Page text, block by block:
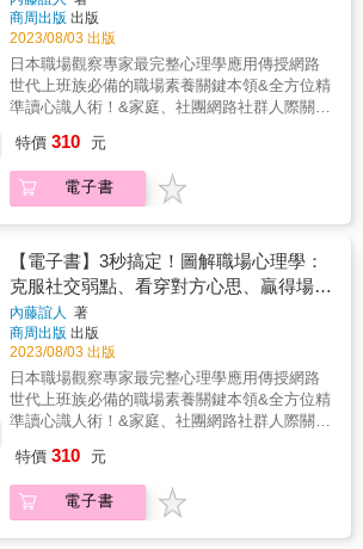
有一點思維上的轉變，我認為我的價值就已經
得到體現，讓我們一起成為人群中堅持自我，
互助友愛的人，建立自己的人格魅力，去傳染
給更多的人，讓社會少一些歧視、偏見、惡
意、不公，讓每一種性格特徵的人，都能得到
相處模式，我想這與你我都息息相關。 感謝
你，陌生人。
點不謀而合，就像跨越200多年的一次對話一
般，頓時我靈感大開，將自己的經驗與思考寫
理感受，在保持自我的同時，帶給人們舒適的
心理體驗，認識自己，並且對自己進行改造，
讓平等、理解、包容、自信融進生活，融進我
們的骨子裡去。 人們常說一個人的「成熟」就
存，就需要隨著環境而改變自我，恕我無法認
同。 一個真正的能人，懂得如何保持自我的本
心，用實力、真心、品質、修養、格局來換取
互相支持，互助共贏。新一代的年輕人有著一
項艱巨的任務：轉變傳統的社交模式，構建和
諧平等簡單的人際環境。 如果你能夠透過本書
有一點思維上的轉變，我認為我的價值就已經
得到體現，讓我們一起成為人群中堅持自我，
互助友愛的人，建立自己的人格魅力，去傳染
給更多的人，讓社會少一些歧視、偏見、惡
意、不公，讓每一種性格特徵的人，都能得到
相處模式，我想這與你我都息息相關。 感謝
你，陌生人。
美．嘉露在這本充滿智慧之語而且研究深入的
書中，向我們展現了一個可以操作的強大框
架，幫助我們應付難相處的同事。無論你面對
的情況為何，打造更好的工作關係就從這裡開
始。──《動機，單純的力量》作者／丹尼爾．
品克 ․內容鞭辟入裡、實用性高，是我們迫切
需要的指南，教你如何跟最難相處的同事打交
可以引領你改變處理工作關係的方式。──《我
工作，我沒有不開心》作者／莉茲．佛斯蓮和
莫莉．威斯特．杜菲 莎莉夫人｜暢銷書作家 劉
仲彬｜善言心理治療所所長
闆吃飯宜與討教工作有關；同事聚會，要製造
值得慶祝的名目； 宴請客戶，先淡化（不談）
彼此間的供需關係。 另外，還有一點管理學課
本不會教：你要請部屬吃飯，該怎麼請？ &
99％的人前途都毀在聚會中過於「拘謹」，因
為在任何聚會中， 沒有人是真的為了「吃」而
來，你一定要先做好功課。 （原書名：《飯局
／御姊愛 偉誠國際企業管理顧問有限公司負責
人、吃貨共學團創辦人／葉偉懿 職場圖文作家
／我是馬克 &
方式， 怎麼辦？利用朋友的朋友圈，就能把人
拉到自己這一方。 ◎找對人上你的餐桌 ．同學
會就別逃了，參加唄 &「最高法院中，一半的
人都是西政出來的」。這就是中國法律界知名
的西政現象： 出身西南政法大學。當年一起幹
相比較成就、擔心自己不如人， 你該怎麼參加
同學會，能迅速累積人脈，找到你的貴人？ ．
如何讓重要的人記住你？ 美國前總統柯林頓跟
是參加的人。誰才是你的目標群眾？ 本書列出
7種你該結交的對象！ ◎邀請的藝術，他非來
不可 ．提出讓對方無法拒絕的邀請 請上司、老
闆吃飯宜與討教工作有關；同事聚會，要製造
值得慶祝的名目； 宴請客戶，先淡化（不談）
彼此間的供需關係。 另外，還有一點管理學課
本不會教：你要請部屬吃飯，該怎麼請？ &
99％的人前途都毀在聚會中過於「拘謹」，因
為在任何聚會中， 沒有人是真的為了「吃」而
來，你一定要先做好功課。 （原書名：《飯局
／御姊愛 偉誠國際企業管理顧問有限公司負責
人、吃貨共學團創辦人／葉偉懿 職場圖文作家
／我是馬克 &
如果上司專橫跋扈、不懂帶人&hellip;&hellip; ●
主管對上司鞠躬哈腰，對下屬卻專橫跋扈，常
常是權威性人格作祟！ ●自我肯定感不夠的上
司，其實更在意下屬對自己的看法！ 如果下屬
敷衍卸責、藉口一堆&hellip;&hellip; ●集團規模
越大，每人分擔的權責越小，成員就越容易偷
懶！ ●員工是能者多勞還是沒事裝忙，只要看
良好的人際關係，讓別人喜歡你？ ●根據認知
失調理論，適時的請別人幫忙，反而會讓對方
心中對你產生好感！ ●面對面的坐法會製造緊
何開一場成功的會議？ ●想召開一場活潑的議
論，讓與會者說出真心話，不妨挑選狹窄一點
的會議室 ●紅色會令人興奮，在會議室裡安插
一些紅色或紅花，大家發言會更踴躍！ 如何才
能當一個好主管，營造一個充滿魅力的職場環
境？ ●上司想要獲得信賴，有兩大條件是「必
要時都找得到」和「傾聽下屬的意見」！ ●信
賞必罰的外在動機在短期內是有效的，但其效
抗壓性高的上班族？ ●下班了不想回家，刻意
留下來加班或借酒澆愁，可能是患了「拒絕回
家症候群」！ ●原本對工作充滿熱情，突然變
商周出版 出版
2023/08/03 出版
日本職場觀察專家最完整心理學應用傳授網路
世代上班族必備的職場素養關鍵本領&全方位精
準讀心識人術！&家庭、社團網路社群人際關係
是創造自在生活的好機緣！&實用推薦馬克 超
人氣職場部落客｜謝文憲 企業講師、職場作
家、主持人&面對職場形形色色、複雜難懂的人
人行為背後真正意涵的120則心理技巧，教你透
過言行舉止，精準看人讀心，彈性應對各種社
交人際場合，掌握潛在人性規則！&◆「瞬間判
斷」的技巧&rarr;讓人秒懂對方真心&rarr;美國
新墨西哥大學馬利．哈利斯博士：「想要說服
年長者，最有效的方法就是關照他們的『自尊
心』。」&◆想成功打動他人&rarr;運用模式、
規則、法則等邏輯方法來說服&rarr;美國耶魯大
學心理學教授諾曼．米勒：「先入為主觀念強
的人，原則上建議採取『兩段式說服』技
技巧」就能輕鬆做到&rarr;著名心理學家海姆．
吉諾特：「『讚美』會讓人開心，但要讓人感
受誠意卻又不諂媚，請運用『三明治法』。」
特價 310 元
電子書
【電子書】3秒搞定！圖解職場心理學：
克服社交弱點、看穿對方心思、贏得場面
優勢的120則心理技巧
內藤誼人
著
商周出版 出版
2023/08/03 出版
日本職場觀察專家最完整心理學應用傳授網路
世代上班族必備的職場素養關鍵本領&全方位精
準讀心識人術！&家庭、社團網路社群人際關係
是創造自在生活的好機緣！&實用推薦馬克 超
人氣職場部落客｜謝文憲 企業講師、職場作
家、主持人&面對職場形形色色、複雜難懂的人
特價 310 元
電子書